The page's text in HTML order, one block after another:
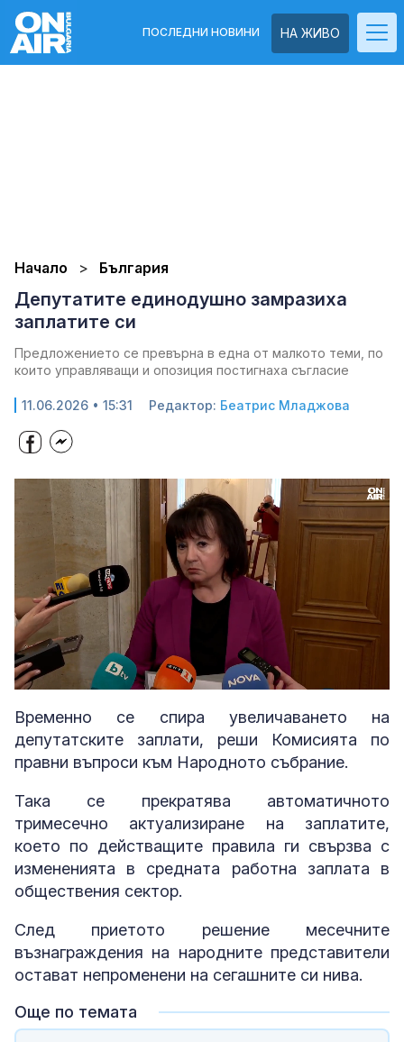
НА ЖИВО
ПОСЛЕДНИ НОВИНИ
Начало България
Депутатите единодушно замразиха
заплатите си
Предложението се превърна в една от малкото теми, по
които управляващи и опозиция постигнаха съгласие
11.06.2026 • 15:31 Редактор: Беатрис Младжова
Unmute Loaded
40.28%
Временно се спира увеличаването на
депутатските заплати, реши Комисията по
правни въпроси към Народното събрание.
Така се прекратява автоматичното
тримесечно актуализиране на заплатите,
което по действащите правила ги свързва с
измененията в средната работна заплата в
обществения сектор.
След приетото решение месечните
възнаграждения на народните представители
остават непроменени на сегашните си нива.
Още по темата